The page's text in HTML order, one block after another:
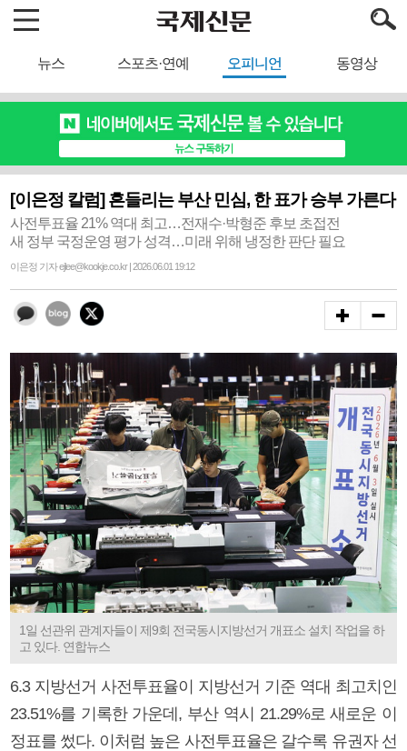
뉴스 스포츠·연예 오피니언 동영상
[이은정 칼럼] 흔들리는 부산 민심, 한 표가 승부 가른다
사전투표율 21% 역대 최고…전재수·박형준 후보 초접전
새 정부 국정운영 평가 성격…미래 위해 냉정한 판단 필요
이은정 기자 ejlee@kookje.co.kr | 2026.06.01 19:12
1일 선관위 관계자들이 제9회 전국동시지방선거 개표소 설치 작업을 하
고 있다. 연합뉴스
6.3 지방선거 사전투표율이 지방선거 기준 역대 최고치인
23.51%를 기록한 가운데, 부산 역시 21.29%로 새로운 이
정표를 썼다. 이처럼 높은 사전투표율은 갈수록 유권자 선